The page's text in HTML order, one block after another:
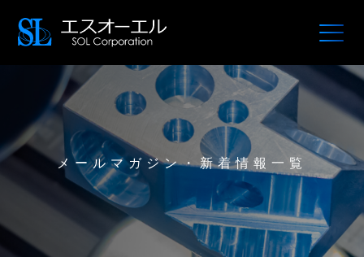
メールマガジン・新着情報一覧